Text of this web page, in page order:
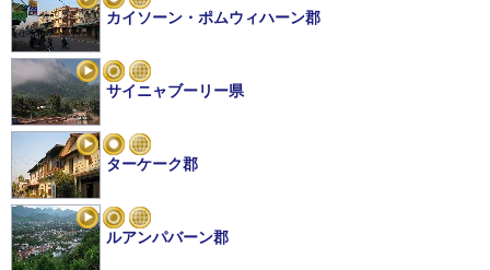
カイソーン・ポムウィハーン郡
サイニャブーリー県
ターケーク郡
ルアンパバーン郡